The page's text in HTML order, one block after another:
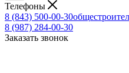
Телефоны
8 (843) 500-00-30
8 (987) 284-00-30
Заказать звонок